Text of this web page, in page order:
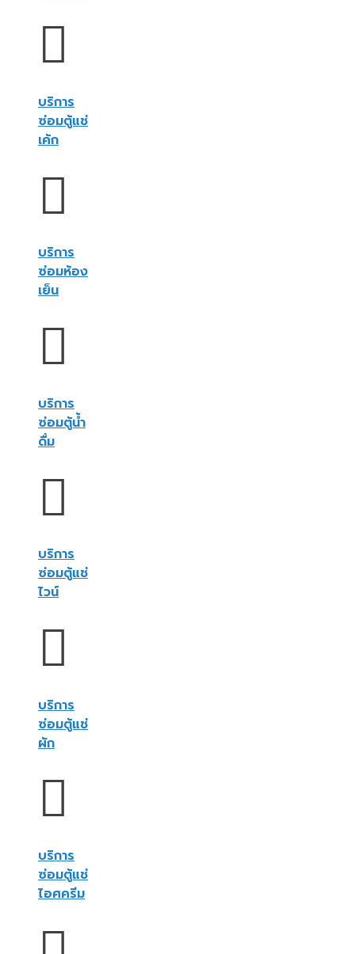
บริการ
ซ่อมตู้แช่
เค้ก
บริการ
ซ่อมห้อง
เย็น
บริการ
ซ่อมตู้น้ำ
ดื่ม
บริการ
ซ่อมตู้แช่
ไวน์
บริการ
ซ่อมตู้แช่
ผัก
บริการ
ซ่อมตู้แช่
ไอศครีม